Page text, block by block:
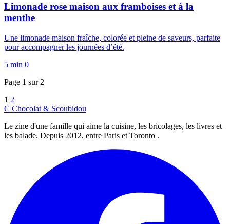
Limonade rose maison aux framboises et à la
menthe
Une limonade maison fraîche, colorée et pleine de saveurs, parfaite
pour accompagner les journées d’été.
5 min 0
Page 1 sur 2
1 2
C Chocolat & Scoubidou
Le zine d'une famille qui aime la cuisine, les bricolages, les livres et
les balade. Depuis 2012, entre Paris et Toronto .